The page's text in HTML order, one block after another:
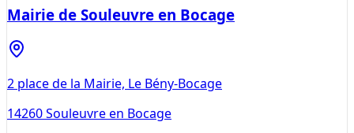
Mairie de Souleuvre en Bocage
2 place de la Mairie, Le Bény-Bocage
14260Souleuvre en Bocage